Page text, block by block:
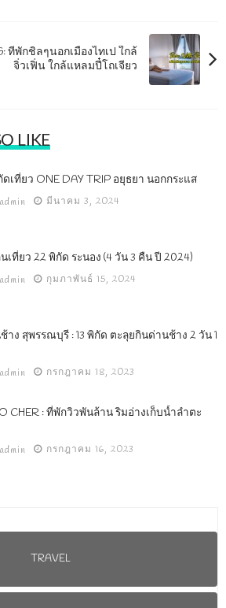
ที่พักชิลๆนอกเมืองไทเป ใกล้
จิ่วเฟิ่น ใกล้แหลมปี๋โถเจียว
LIKE
เที่ยว ONE DAY TRIP อยุธยา นอกกระแส
admin มีนาคม 3, 2024
เที่ยว 22 พิกัด ระนอง (4 วัน 3 คืน ปี 2024)
admin กุมภาพันธ์ 15, 2024
าง สุพรรณบุรี : 13 พิกัด ตะลุยกินด่านช้าง 2 วัน 1
admin กรกฎาคม 18, 2023
CHER : ที่พักวิวพันล้าน ริมอ่างเก็บน้ำลำตะ
admin กรกฎาคม 16, 2023
TRAVEL